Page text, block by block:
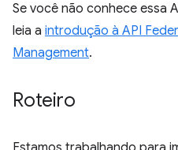
Se você não conhece essa
leia a introdução à API
Management.
Roteiro